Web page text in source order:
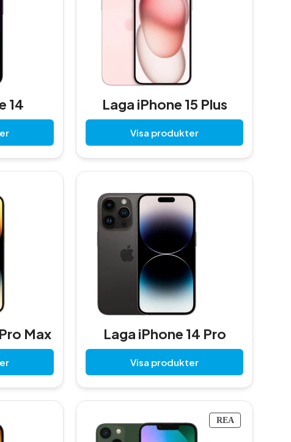
14 Laga iPhone 15 Plus
Visa produkter
Max Laga iPhone 14 Pro
Visa produkter
REAP
R